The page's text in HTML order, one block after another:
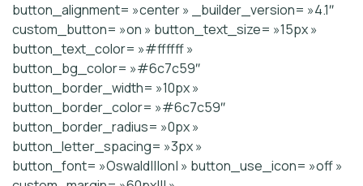
button_alignment= »center » _builder_version= »4.1″
custom_button= »on » button_text_size= »15px »
button_text_color= »#ffffff »
button_bg_color= »#6c7c59″
button_border_width= »10px »
button_border_color= »#6c7c59″
button_border_radius= »0px »
button_letter_spacing= »3px »
button_font= »Oswald|||on| » button_use_icon= »off »